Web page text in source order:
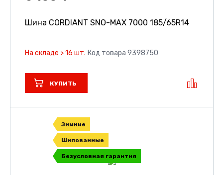
Шина CORDIANT SNO-MAX 7000 185/65R14
На складе > 16 шт. Код товара 9398750
КУПИТЬ
Зимние
Шипованные
Безусловная гарантия